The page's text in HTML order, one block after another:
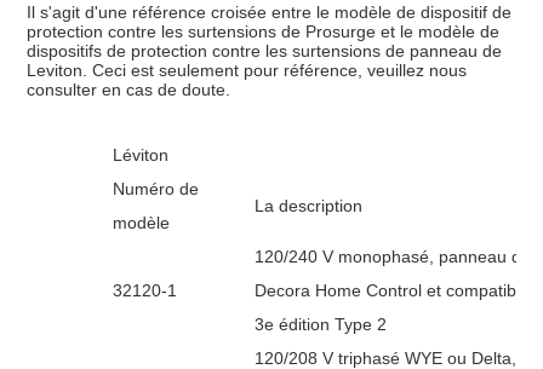
Il s'agit d'une référence croisée entre le modèle de dispositif de
protection contre les surtensions de Prosurge et le modèle de
dispositifs de protection contre les surtensions de panneau de
Leviton. Ceci est seulement pour référence, veuillez nous
consulter en cas de doute.
Léviton
Numéro de
modèle
La description
32120-1
120/240 V monophasé, panneau de
Decora Home Control et compatible
3e édition Type 2
120/208 V triphasé WYE ou Delta,